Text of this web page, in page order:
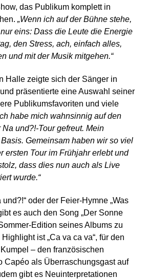
das Publikum komplett in
„Wenn ich auf der Bühne stehe,
eins: Dass die Leute die Energie
den Stress, ach, einfach alles,
und mit der Musik mitgehen.“
Halle zeigte sich der Sänger in
präsentierte eine Auswahl seiner
Publikumsfavoriten und viele
habe mich wahnsinnig auf den
und?!-Tour gefreut. Mein
Gemeinsam haben wir so viel
ersten Tour im Frühjahr erlebt und
dass dies nun auch als Live
wurde.“
oder der Feier-Hymne „Was
es auch den Song „Der Sonne
Edition seines Albums zu
ist „Ca va ca va“, für den
– den französischen
Capéo als Überraschungsgast auf
gibt es Neuinterpretationen